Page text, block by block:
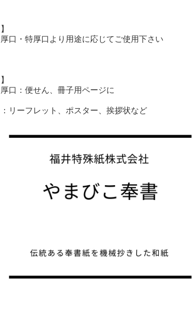
口・特厚口より用途に応じてご使用下さい
口：便せん、冊子用ページに
リーフレット、ポスター、挨拶状など